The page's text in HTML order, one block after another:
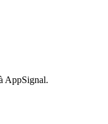
AppSignal.